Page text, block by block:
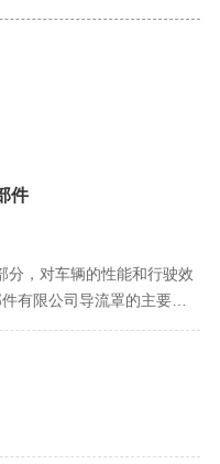
件
分，对车辆的性能和行驶效
有限公司导流罩的主要作
导空气流动，它可以降低车
更好地保持稳定，尤其是